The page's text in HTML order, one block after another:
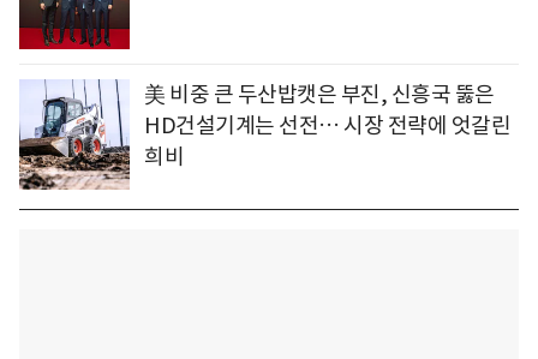
美 비중 큰 두산밥캣은 부진, 신흥국 뚫은
HD건설기계는 선전… 시장 전략에 엇갈린
희비